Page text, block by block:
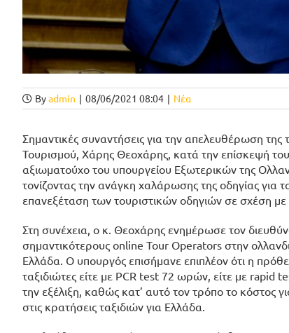
Byadmin | 08/06/2021 08:04 | Νέα
Σημαντικές συναντήσεις για την απελευθέρωση
Τουρισμού, Χάρης Θεοχάρης, κατά την επίσκεψή
αξιωματούχο του υπουργείου Εξωτερικών της
τονίζοντας την ανάγκη χαλάρωσης της οδηγίας για
επανεξέταση των τουριστικών οδηγιών σε σχέση με
Στη συνέχεια, ο κ. Θεοχάρης ενημέρωσε τον
σημαντικότερους online Tour Operators στην
Ελλάδα. Ο υπουργός επισήμανε επιπλέον ότι η
ταξιδιώτες είτε με PCR test 72 ωρών, είτε με
την εξέλιξη, καθώς κατ’ αυτό τον τρόπο το κόστος
στις κρατήσεις ταξιδιών για Ελλάδα.